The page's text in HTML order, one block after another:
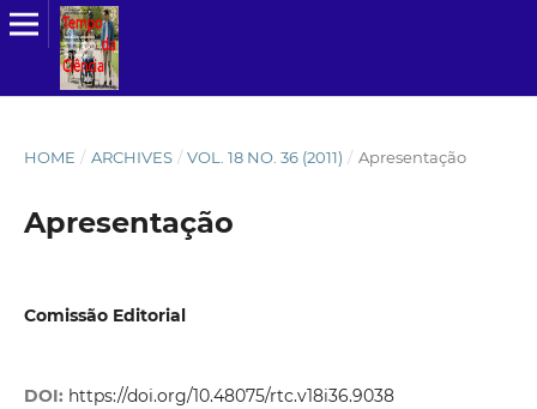
HOME / ARCHIVES / VOL. 18 NO. 36 (2011) / Apresentação
Apresentação
Comissão Editorial
DOI: https://doi.org/10.48075/rtc.v18i36.9038